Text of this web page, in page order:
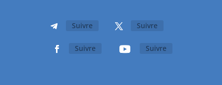
Suivre Suivre
Suivre Suivre